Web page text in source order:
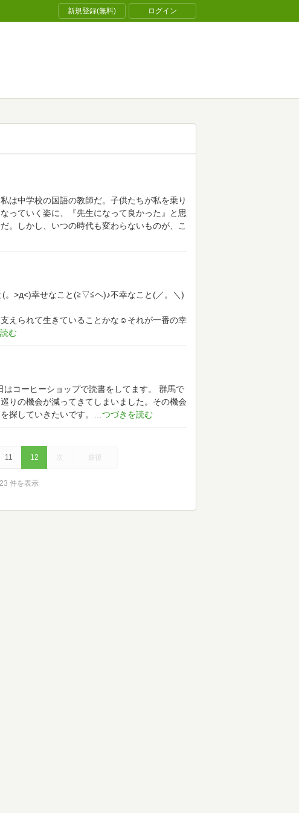
新規登録(無料) ログイン
は中学校の国語の教師だ。子供たちが私を乗り
っていく姿に、『先生になって良かった』と思
。しかし、いつの時代も変わらないものが、こ
(。>д<)幸せなこと(≧▽≦ヘ)♪不幸なこと(／。＼)
えられて生きていることかな☺️それが一番の幸
はコーヒーショップで読書をしてます。
群馬で
りの機会が減ってきてしまいました。その機会
探していきたいです。
11 12 次 最後
件を表示